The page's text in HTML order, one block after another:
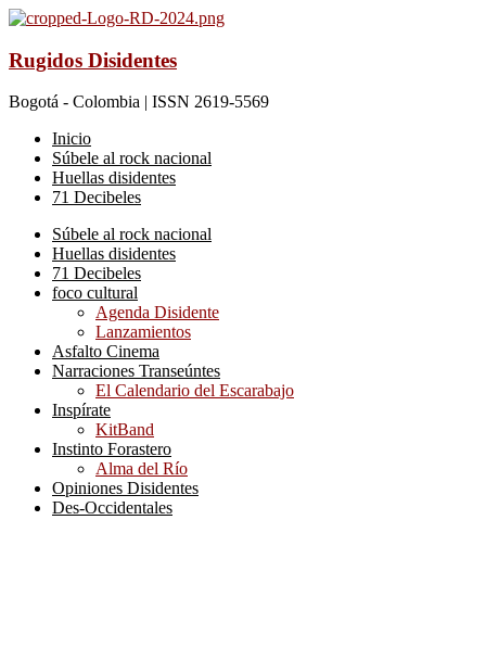
Rugidos Disidentes
Bogotá - Colombia | ISSN 2619-5569
Inicio
Súbele al rock nacional
Huellas disidentes
71 Decibeles
Súbele al rock nacional
Huellas disidentes
71 Decibeles
foco cultural
Agenda Disidente
Lanzamientos
Asfalto Cinema
Narraciones Transeúntes
El Calendario del Escarabajo
Inspírate
KitBand
Instinto Forastero
Alma del Río
Opiniones Disidentes
Des-Occidentales